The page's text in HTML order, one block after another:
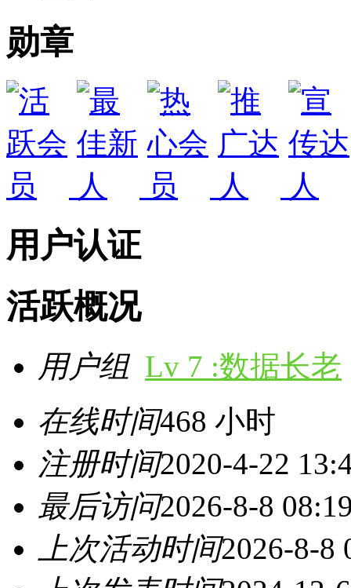
勋章
用户认证
活跃概况
用户组 Lv 7 :数据长老
在线时间468 小时
注册时间2020-4-22
最后访问2026-8-8
上次活动时间2026-8-8